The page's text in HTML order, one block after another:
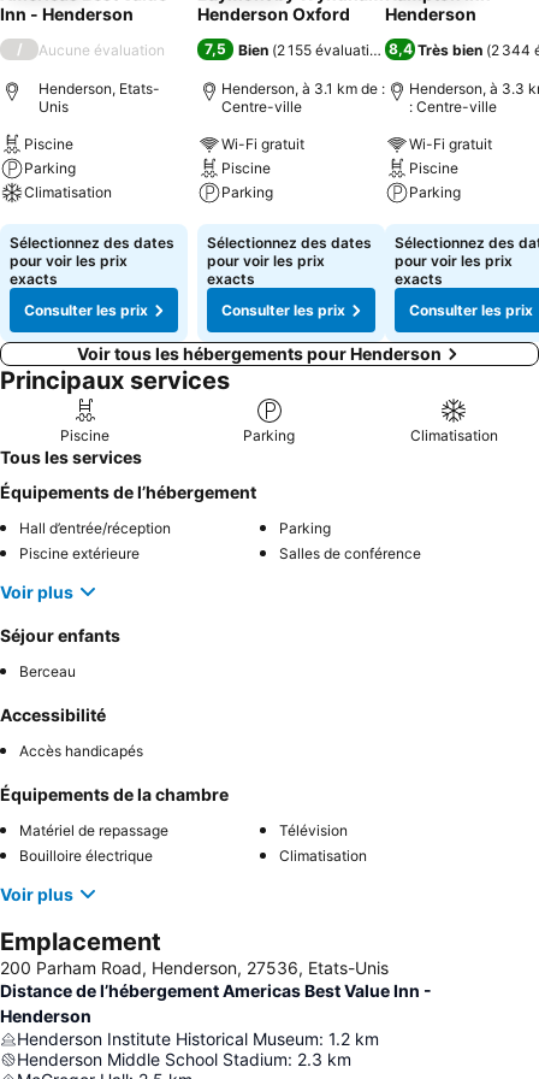
Inn - Henderson
/ Aucune évaluation
Henderson, Etats-
Unis
Piscine
Parking
Climatisation
Consulter les prix
Sélectionnez des dates
pour voir les prix
exacts
Consulter les prix
Henderson Oxford
7,5 Bien (2 155 évaluations)
Henderson, à 3.1 km de :
Centre-ville
Wi-Fi gratuit
Piscine
Parking
Consulter les prix
Sélectionnez des dates
pour voir les prix
exacts
Consulter les prix
Henderson
8,4 Très bien (2 344
Henderson, à 3.3
: Centre-ville
Wi-Fi gratuit
Piscine
Parking
Consulter les
Sélectionnez des
pour voir les prix
exacts
Consulter les prix
Voir tous les hébergements pour Henderson
Principaux services
Piscine Parking Climatisation
Tous les services
Équipements de l’hébergement
Hall d’entrée/réception
Parking
Piscine extérieure
Salles de conférence
Voir plus
Séjour enfants
Berceau
Accessibilité
Accès handicapés
Équipements de la chambre
Matériel de repassage
Télévision
Bouilloire électrique
Climatisation
Voir plus
Emplacement
200 Parham Road, Henderson, 27536, Etats-Unis
Distance de l’hébergement Americas Best Value Inn -
Henderson
Henderson Institute Historical Museum: 1.2 km
Henderson Middle School Stadium: 2.3 km